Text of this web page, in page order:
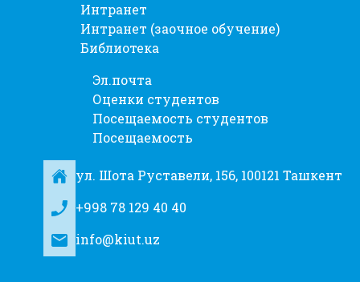
Интранет
Интранет (заочное обучение)
Библиотека
Эл.почта
Оценки студентов
Посещаемость студентов
Посещаемость
ул. Шота Руставели, 156, 100121 Ташкент
+998 78 129 40 40
info@kiut.uz